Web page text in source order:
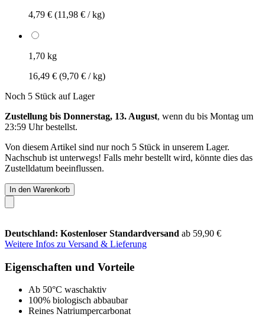
4,79 € (11,98 € / kg)
1,70 kg
16,49 € (9,70 € / kg)
Noch 5 Stück auf Lager
Zustellung bis Donnerstag, 13. August, wenn du bis Montag um
23:59 Uhrbestellst.
Von diesem Artikel sind nur noch 5 Stück in unserem Lager.
Nachschub ist unterwegs! Falls mehr bestellt wird, könnte dies das
Zustelldatum beeinflussen.
In den Warenkorb
Deutschland: Kostenloser Standardversand ab 59,90 €
Weitere Infos zu Versand & Lieferung
Eigenschaften und Vorteile
Ab 50°C waschaktiv
100% biologisch abbaubar
Reines Natriumpercarbonat